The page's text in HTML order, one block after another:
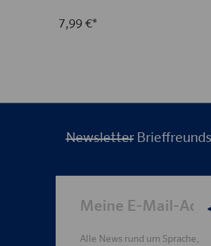
7,99 €*
Newsletter
Meine E-Mail-Adresse
Alle News rund um Sprache,